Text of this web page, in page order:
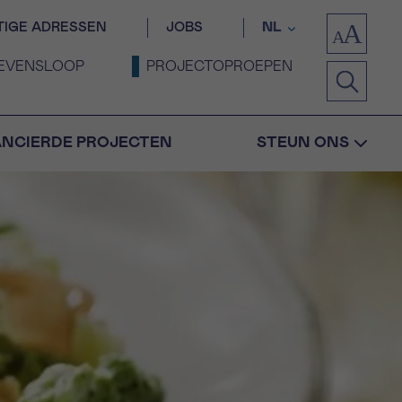
ADRESSEN JOBS NL
PROJECTOPROEPEN
PROJECTEN STEUN ONS